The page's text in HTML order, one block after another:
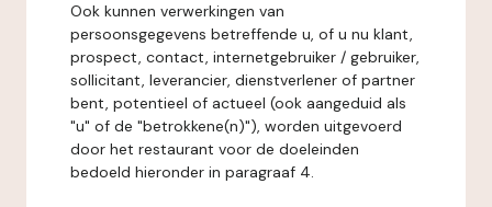
Ook kunnen verwerkingen van
persoonsgegevens betreffende u, of u nu klant,
prospect, contact, internetgebruiker / gebruiker,
sollicitant, leverancier, dienstverlener of partner
bent, potentieel of actueel (ook aangeduid als
"u" of de "betrokkene(n)"), worden uitgevoerd
door het restaurant voor de doeleinden
bedoeld hieronder in paragraaf 4.